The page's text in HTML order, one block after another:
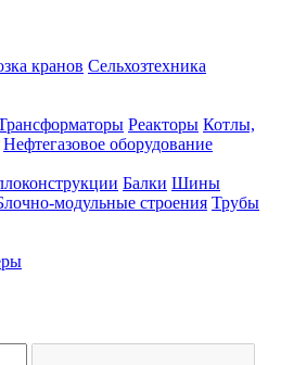
кранов Сельхозтехника
Реакторы Котлы,
Нефтегазовое оборудование
Балки Шины
модульные строения Трубы